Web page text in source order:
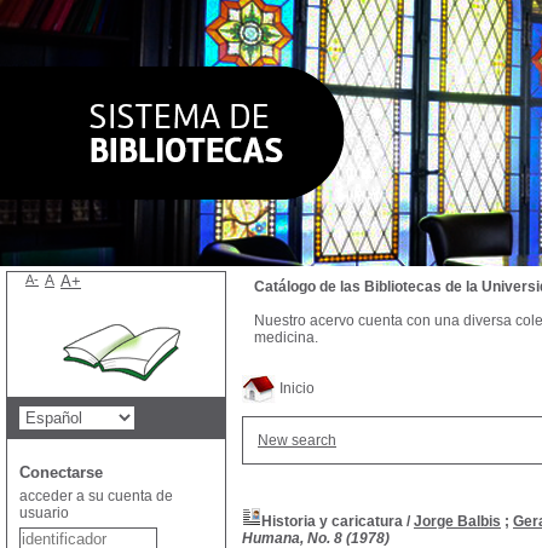
Inicio
New search
Historia y caricatura / Jorge Balbis ;
Humana, No. 8 (1978)
Catálogo de las Bibliotecas de la
Nuestro acervo cuenta con una diversa
medicina.
A- A A+
Conectarse
acceder a su cuenta de
usuario